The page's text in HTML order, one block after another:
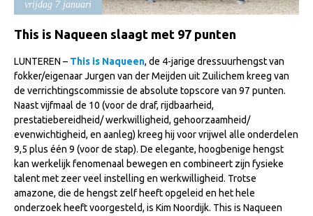
Import registratie
Veulenregistratie
I&R Registratie
Informatie overschrijven paspoort
Formulier overschrijven op naam
Animal Health Regulation
Gids voor Goede Praktijken
Marktplaats
Tarievenlijst
vrijdag 7 januari
This is Naqueen slaagt met 97 punten
LUNTEREN – This is Naqueen, de 4-jarige dressuurhengst van
fokker/eigenaar Jurgen van der Meijden uit Zuilichem kreeg van
de verrichtingscommissie de absolute topscore van 97 punten.
Naast vijfmaal de 10 (voor de draf, rijdbaarheid,
prestatiebereidheid/ werkwilligheid, gehoorzaamheid/
evenwichtigheid, en aanleg) kreeg hij voor vrijwel alle onderdelen
9,5 plus één 9 (voor de stap). De elegante, hoogbenige hengst
kan werkelijk fenomenaal bewegen en combineert zijn fysieke
talent met zeer veel instelling en werkwilligheid. Trotse
amazone, die de hengst zelf heeft opgeleid en het hele
onderzoek heeft voorgesteld, is Kim Noordijk. This is Naqueen